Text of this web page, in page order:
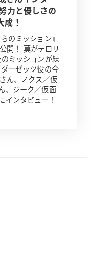
力と優しさの
！
のミッション』
開！ 莫がテロリ
ミッションが繰
ーゼッツ役の今
ん、ノクス／仮
、ジーク／仮面
インタビュー！